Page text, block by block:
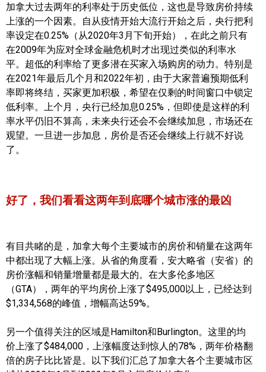
加拿大过去两年的利率处于历史低位，这也是导致房价持续
上涨的一个因素。自从疫情开始大流行开始之后，央行把利
率设定在0.25%（从2020年3月下旬开始），在此之前只有
在2009年为应对全球金融危机时才出现过类似的利率水
平。超低的利率给了更多潜在买家入场购房的动力。特别是
在2021年最后几个月和2022年初，由于大家普遍预期低利
率即将终结，买家更加积极，希望在仅剩的时间窗口中锁定
低利率。上个月，央行已经加息0.25%，但即使是这样的利
率水平仍旧不算高，未来央行还会不会继续加息，市场还在
观望。一旦进一步加息，房价是否还会继续上行就不好说
了。
好了，我们看看这两年到底哪个城市涨的最凶
有目共睹的是，加拿大每个主要城市的房价和销量在这两年
中都出现了大幅上涨。从省的角度看，安大略省（安省）的
房价涨幅和销量增量都是最大的。在大多伦多地区
（GTA），两年的平均房价上涨了$495,000以上，已经达到
$1,334,568的峰值，增幅高达59%。
另一个值得关注的区域是Hamilton和Burlington。这里的均
价上涨了$484,000，上涨幅度达到惊人的78%，两年价格翻
倍的房子比比皆是。以下我们汇总了加拿大各个主要城市区